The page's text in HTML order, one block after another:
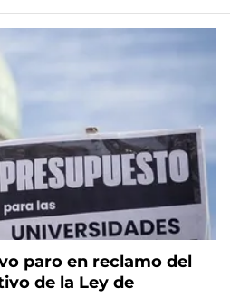
paro en reclamo del
de la Ley de